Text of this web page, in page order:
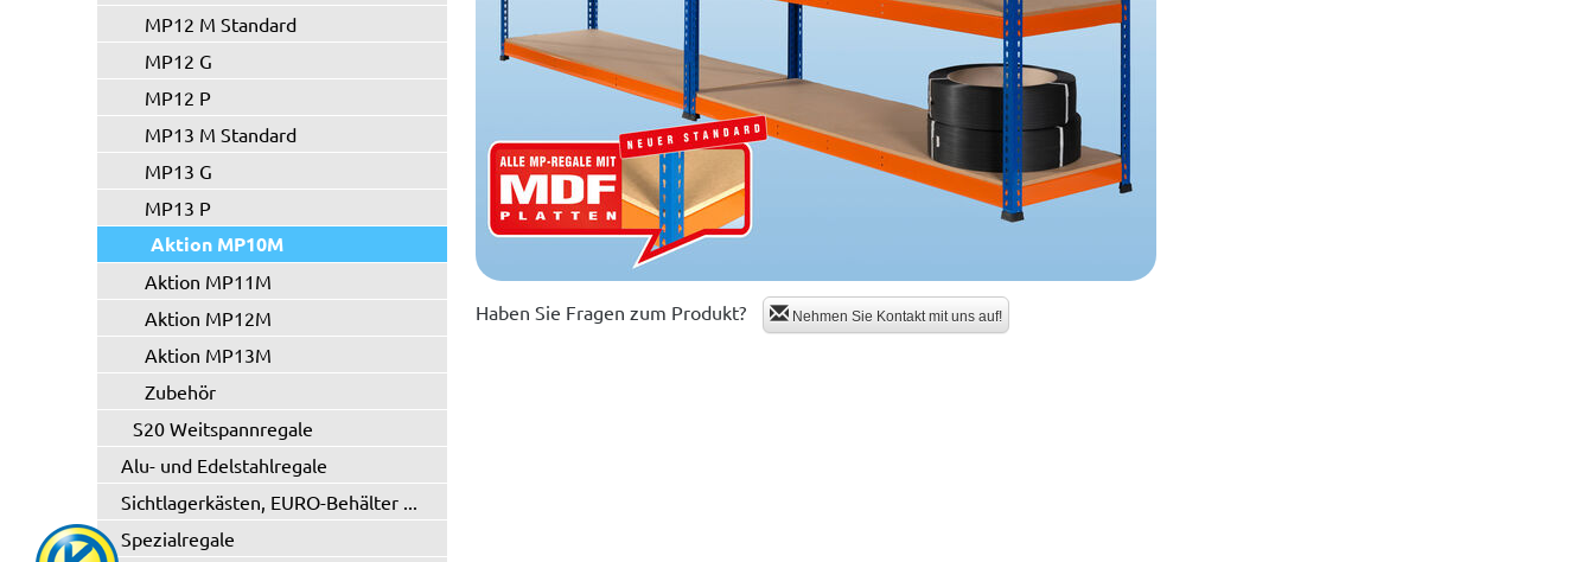
MP12 M Standard
MP12 G
MP12 P
MP13 M Standard
MP13 G
MP13 P
Aktion MP10M
Aktion MP11M
Aktion MP12M
Aktion MP13M
Zubehör
S20 Weitspannregale
Alu- und Edelstahlregale
Sichtlagerkästen, EURO-Behälter ...
Spezialregale
Haben Sie Fragen zum Produkt? Nehmen Sie Kontakt mit uns auf!